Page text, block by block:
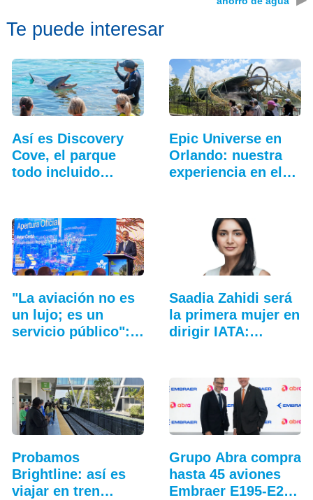
Te puede interesar
Así es Discovery
Cove, el parque
todo incluido
Epic Universe en
Orlando: nuestra
experiencia en el…
"La aviación no es
un lujo; es un
servicio público":…
Saadia Zahidi será
la primera mujer en
dirigir IATA:…
Probamos
Brightline: así es
viajar en tren
Grupo Abra compra
hasta 45 aviones
Embraer E195-E2…